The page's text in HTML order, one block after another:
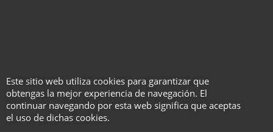
Video Tutorial
Acceso a video tutorial con
rutina y manipulaciones
Este sitio web utiliza cookies para garantizar que
obtengas la mejor experiencia de navegación. El
continuar navegando por esta web significa que aceptas
el uso de dichas cookies.